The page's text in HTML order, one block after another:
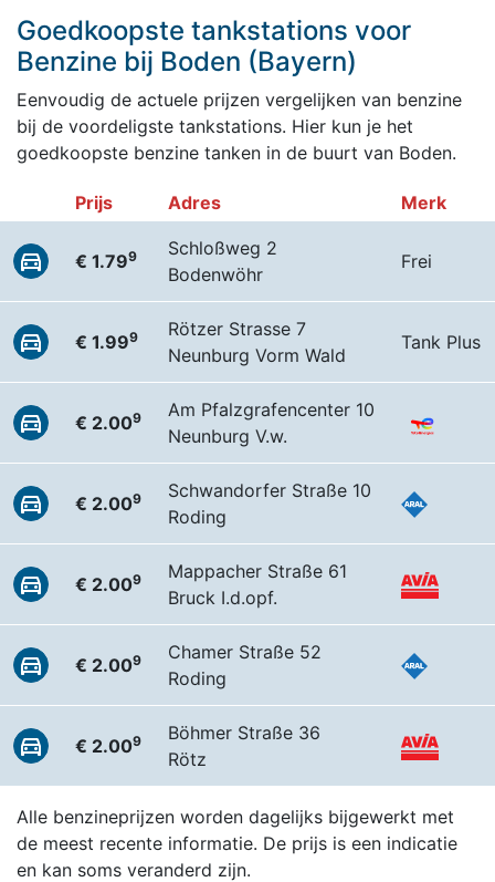
Goedkoopste tankstations voor
Benzine bij Boden (Bayern)
Eenvoudig de actuele prijzen vergelijken van benzine
bij de voordeligste tankstations. Hier kun je het
goedkoopste benzine tanken in de buurt van Boden.
Prijs Adres Merk
€ 1.799
Schloßweg 2
Bodenwöhr
Frei
€ 1.999
Rötzer Strasse 7
Neunburg Vorm Wald
Tank Plus
€ 2.009
Am Pfalzgrafencenter 10
Neunburg V.w.
€ 2.009
Schwandorfer Straße 10
Roding
€ 2.009
Mappacher Straße 61
Bruck I.d.opf.
€ 2.009
Chamer Straße 52
Roding
€ 2.009
Böhmer Straße 36
Rötz
Alle benzineprijzen worden dagelijks bijgewerkt met
de meest recente informatie. De prijs is een indicatie
en kan soms veranderd zijn.